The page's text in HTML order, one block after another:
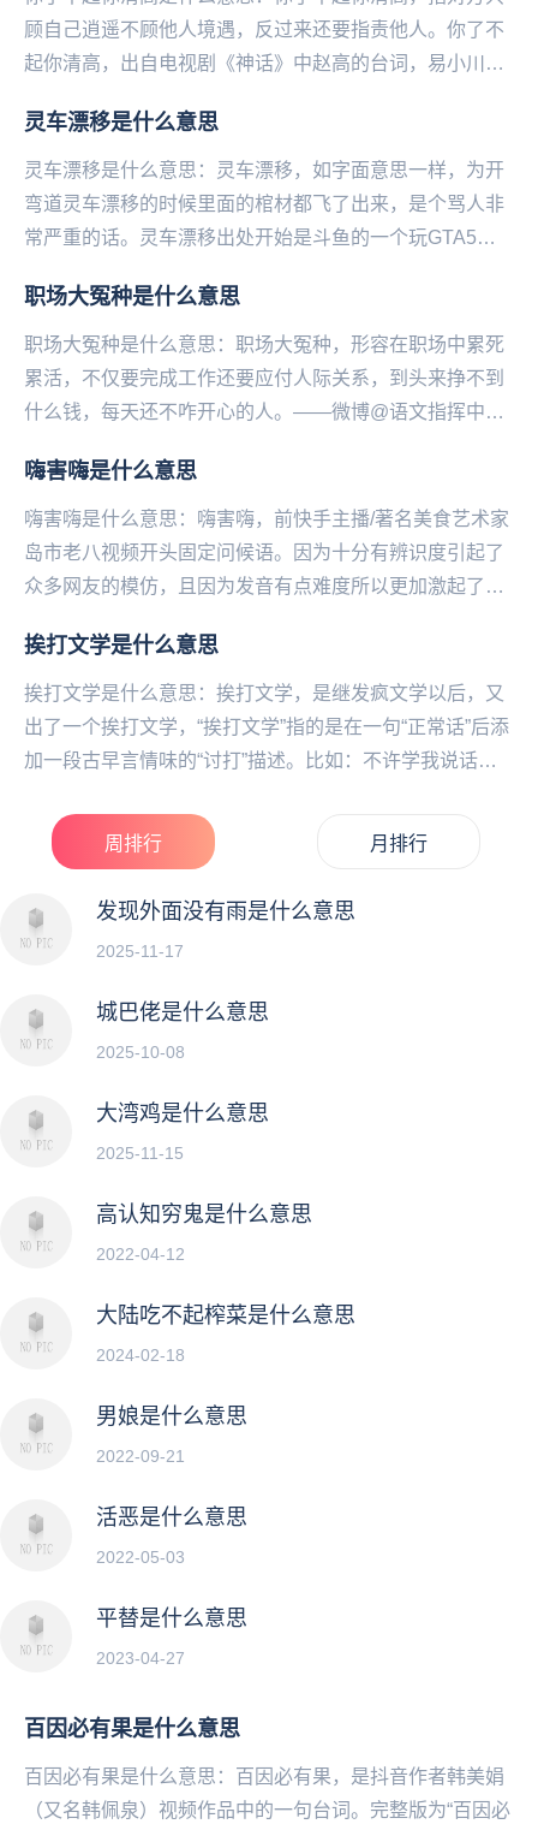
顾自己‌‌‌‌‌‌‌‌‌‌‌‌‌逍遥不顾他人境遇，反过来还要指责他人。你了不
起你清高，出自电视剧《神话》中赵高的台词，易小川骂
灵车漂移是什么意思
灵车漂移是什么意思：灵车漂移，如字面意思一样，为开
弯道灵车漂移的时候里面的棺材都飞了出来，是个骂人非
常严重的话。灵车漂移出处开始是斗鱼的一个玩GTA5的
职场大冤种是什么意思
职场大冤种是什么意思：职场大冤种，形容在职场中累死
累活，不仅要完成工作还要应付人际关系，到头来挣不到
什么钱，每天还不咋开心的人。——微博@语文指挥中
嗨害嗨是什么意思
嗨害嗨是什么意思：嗨害嗨，前快手主播/著名‌‌‌‌‌‌美食艺术家
岛市老八视频开头固定问候语。因为十分有辨识度引起了
众多网友的模仿，且因为发音有点难度所以更加激起了大
挨打文学是什么意思
挨打文学是什么意思：挨打文学，是继发疯文学以后，又
出了一个挨打文学，“挨打文学”指的是在一句“正常话”后添
加一段古早言情味的“讨打”描述。比如：不许学我说话哟
周排行 月排行
发现外面没有雨是什么意思
2025-11-17
城巴佬是什么意思
2025-10-08
大湾鸡是什么意思
2025-11-15
高认知穷鬼是什么意思
2022-04-12
大陆吃不起榨菜是什么意思
2024-02-18
男娘是什么意思
2022-09-21
活恶是什么意思
2022-05-03
平替是什么意思
2023-04-27
百因必有果是什么意思
百因必有果是什么意思：百因必有果，是抖音作者韩美娟
（又名韩佩泉）视频作品中的一句台词。完整版为“百因必